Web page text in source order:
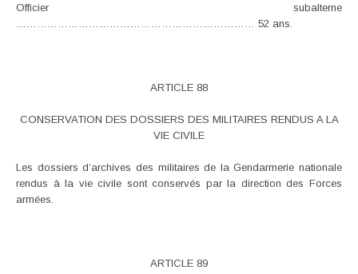
Officier subalterne
…………………………………………………………… 52 ans.
ARTICLE 88
CONSERVATION DES DOSSIERS DES MILITAIRES RENDUS A LA
VIE CIVILE
Les dossiers d’archives des militaires de la Gendarmerie nationale
rendus à la vie civile sont conservés par la direction des Forces
armées.
ARTICLE 89